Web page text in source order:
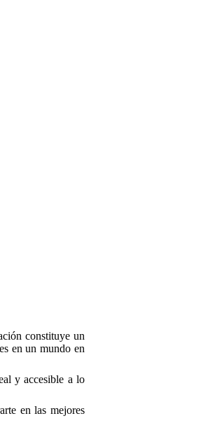
constituye un
en un mundo en
y accesible a lo
en las mejores